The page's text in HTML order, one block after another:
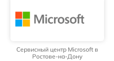
Сервисный центр Microsoft в
Ростове-на-Дону